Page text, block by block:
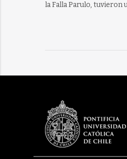
la Falla Parulo, tuvieron